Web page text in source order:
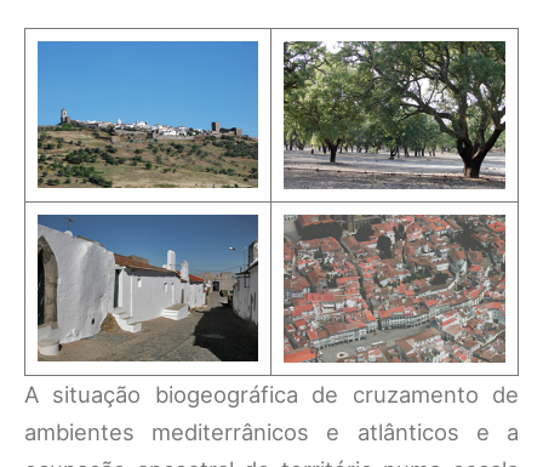
A situação biogeográfica de cruzamento de
ambientes mediterrânicos e atlânticos e a